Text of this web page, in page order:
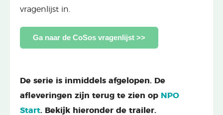
vragenlijst in.
Ga naar de CoSos vragenlijst >>
De serie is inmiddels afgelopen. De
afleveringen zijn terug te zien op NPO
Start. Bekijk hieronder de trailer.